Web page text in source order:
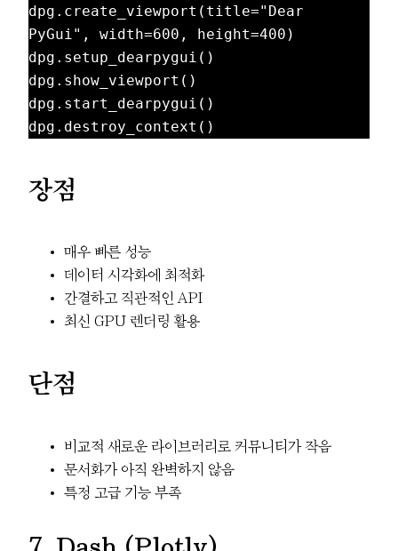
dpg.create_viewport(title="Dear
PyGui", width=600, height=400)
dpg.setup_dearpygui()
dpg.show_viewport()
dpg.start_dearpygui()
장점
매우 빠른 성능
데이터 시각화에 최적화
간결하고 직관적인 API
최신 GPU 렌더링 활용
단점
비교적 새로운 라이브러리로 커뮤니티가 작음
문서화가 아직 완벽하지 않음
특정 고급 기능 부족